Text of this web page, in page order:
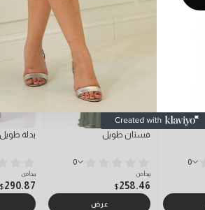
0
فستان طويل
0
يبدأ من
258.46
$
عرض
بدلة طويل
يبدأ من
290.87
$